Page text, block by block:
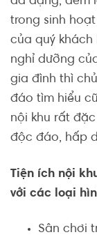
trong sinh
của quý khách
nghỉ dưỡng
gia đình thì
đáo tìm hiểu
nội khu rất
độc đáo, hấp
Tiện ích nội
với các loại
Sân chơi